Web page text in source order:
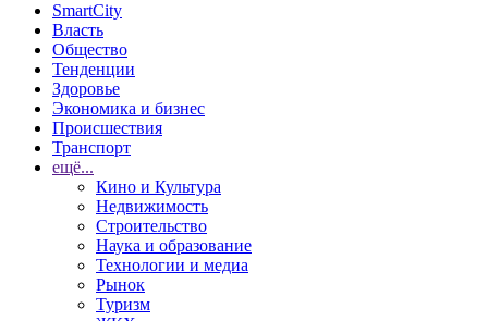
SmartCity
Власть
Общество
Тенденции
Здоровье
Экономика и бизнес
Происшествия
Транспорт
ещё...
Кино и Культура
Недвижимость
Строительство
Наука и образование
Технологии и медиа
Рынок
Туризм